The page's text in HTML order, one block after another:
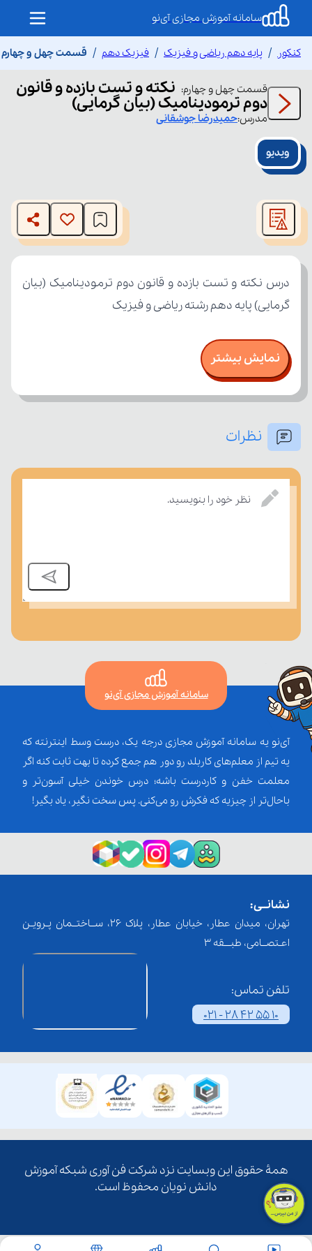
سامانه آموزش مجازی آی‌نو
کنکور پایه دهم ریاضی و فیزیک فیزیک دهم قسمت چهل و چهارم
قسمت چهل و چهارم: نکته و تست بازده و قانون
دوم ترمودینامیک (بیان گرمایی)
مدرس:حمیدرضاجوشقانی
ویدیو
modal
window.
The media could not be loaded, either because the server
or network failed or because the format is not supported.
گرمایی) پایه دهم رشته ریاضی و فیزیک
نمایش بیشتر
نظرات
نظر خود را بنویسید.
سامانه آموزش مجازی آی‌نو
آی‌نو یه سامانه آموزش مجازی درجه یک، درست وسط اینترنته که
یه تیم از معلم‌‌های کاربلد رو دور هم جمع کرده تا بهت ثابت کنه اگر
معلمت خفن و کاردرست باشه؛ درس خوندن خیلی آسون‌تر و
باحال‌تر از چیزیه که فکرش رو می‌کنی. پس سخت نگیر، یاد بگیر!
نشانــی:
تهران، میدان عطار، خیابان عطار، پلاک 26، ســاختــمان پـرویـن
اعـتصــامی، طبـــقه 3
تلفن تماس:
021 - 28 42 55 10
همۀ حقوق این وبسایت نزد شرکت فن آوری شبکه آموزش
دانش نویان محفوظ است.